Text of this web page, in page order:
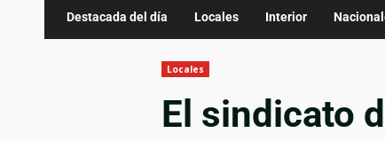
Destacada del día Locales Interior
Locales
El sindicato